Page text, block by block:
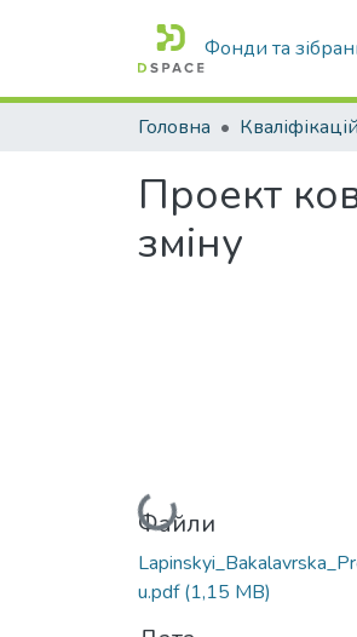
Фонди та
Головна
Проект
зміну
Вантажиться...
Файли
u.pdf(1,15 MB)